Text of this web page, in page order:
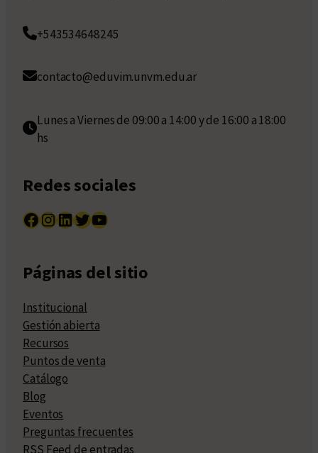
+543534648245
contacto@eduvim.unvm.edu.ar
Lunes a Viernes de 09:00 a 14:00 y de 16:00 a 18:00
hs
Redes sociales
Facebook InstagramLinkedIn Twitter YouTube
Páginas del sitio
Institucional
Gestión abierta
Recursos
Puntos de venta
Catálogo
Blog
Eventos
Preguntas frecuentes
RSS Feed de entradas